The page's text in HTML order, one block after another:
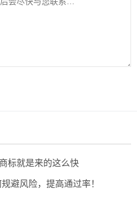
标就是来的这么快
避风险，提高通过率！